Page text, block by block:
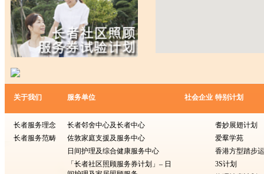
关于我们
长者服务理念
长者服务范畴
服务单位
长者邻舍中心及长者中心
佐敦家庭支援及服务中心
日间护理及综合健康服务中心
「长者社区照顾服务券计划」– 日
社会企业 特别计划
耆妙展翅计划
爱羣学苑
香港方型​​踏步
3S计划